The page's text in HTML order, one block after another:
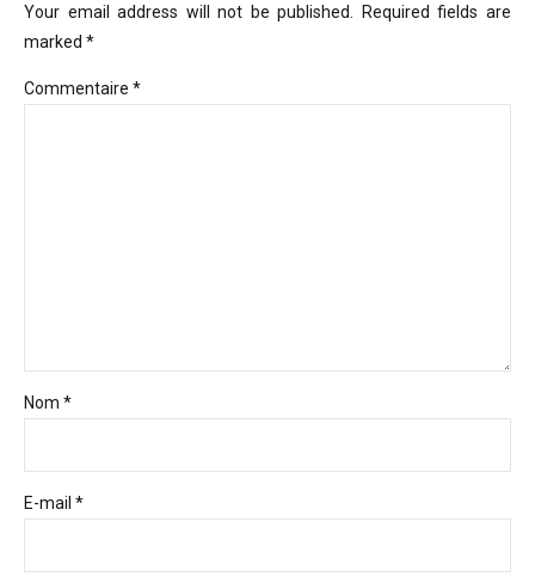
Your email address will not be published. Required fields are
marked *
Commentaire *
Nom *
E-mail *